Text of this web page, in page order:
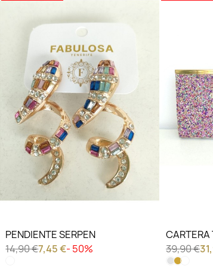
LO QUIERO VER
PENDIENTE SERPEN
14,90 €7,45 €- 50%
39,90 €